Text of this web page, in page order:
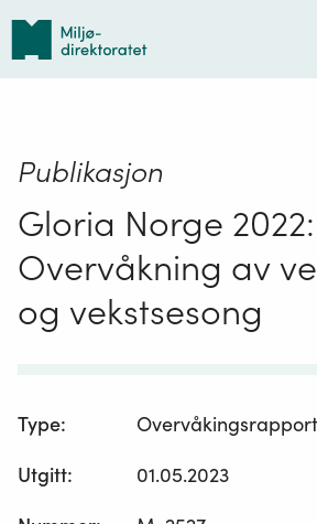
Tilbake
forsiden
Publikasjon
Gloria Norge 2022:
Overvåkning av
og vekstsesong
Type:
Overvåkingsrapport
Utgitt:
01.05.2023